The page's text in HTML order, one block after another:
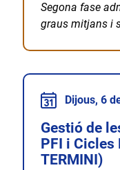
Segona fase
graus mitjans i
Dijous, 6
Gestió de
PFI i Cicles
TERMINI)